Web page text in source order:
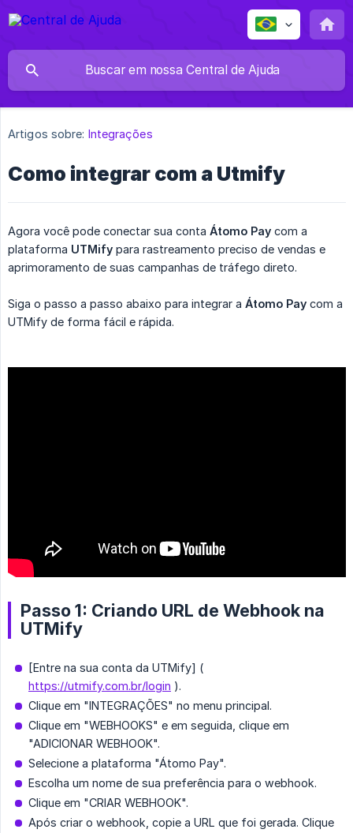
Artigos sobre: Integrações
Como integrar com a Utmify
Agora você pode conectar sua conta Átomo Pay com a
plataforma UTMify para rastreamento preciso de vendas e
aprimoramento de suas campanhas de tráfego direto.
Siga o passo a passo abaixo para integrar a Átomo Pay com a
UTMify de forma fácil e rápida.
Passo 1: Criando URL de Webhook na
UTMify
[Entre na sua conta da UTMify] (
https://utmify.com.br/login ).
Clique em "INTEGRAÇÕES" no menu principal.
Clique em "WEBHOOKS" e em seguida, clique em
"ADICIONAR WEBHOOK".
Selecione a plataforma "Átomo Pay".
Escolha um nome de sua preferência para o webhook.
Clique em "CRIAR WEBHOOK".
Após criar o webhook, copie a URL que foi gerada. Clique